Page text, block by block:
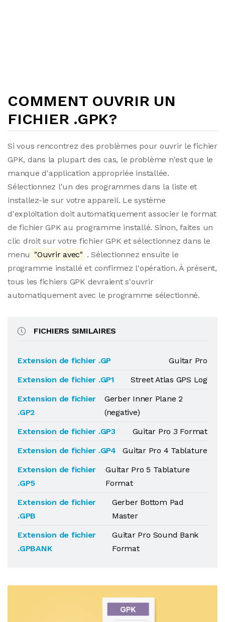
COMMENT OUVRIR UN
FICHIER .GPK?
Si vous rencontrez des problèmes pour ouvrir le fichier
GPK, dans la plupart des cas, le problème n'est que le
manque d'application appropriée installée.
Sélectionnez l'un des programmes dans la liste et
installez-le sur votre appareil. Le système
d'exploitation doit automatiquement associer le format
de fichier GPK au programme installé. Sinon, faites un
clic droit sur votre fichier GPK et sélectionnez dans le
menu "Ouvrir avec" . Sélectionnez ensuite le
programme installé et confirmez l'opération. À présent,
tous les fichiers GPK devraient s'ouvrir
automatiquement avec le programme sélectionné.
FICHIERS SIMILAIRES
Extension de fichier .GP
Guitar Pro
Extension de fichier .GP1
Street Atlas GPS Log
Extension de fichier
.GP2
Gerber Inner Plane 2
(negative)
Extension de fichier .GP3
Guitar Pro 3 Format
Extension de fichier .GP4
Guitar Pro 4 Tablature
Extension de fichier
.GP5
Guitar Pro 5 Tablature
Format
Extension de fichier
.GPB
Gerber Bottom Pad
Master
Extension de fichier
.GPBANK
Guitar Pro Sound Bank
Format